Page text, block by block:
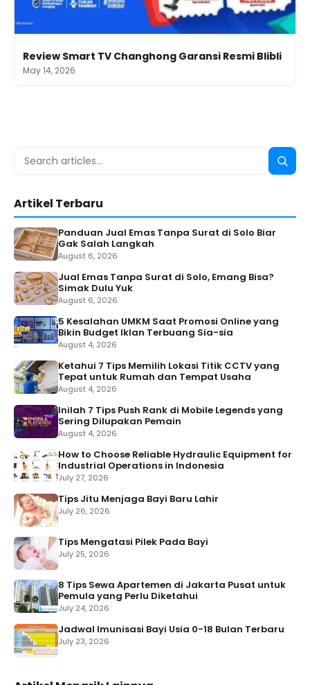
Review Smart TV Changhong Garansi Resmi Blibli
May 14, 2026
Search
Search
Artikel Terbaru
Panduan Jual Emas Tanpa Surat di Solo Biar
Gak Salah Langkah
August 6, 2026
Jual Emas Tanpa Surat di Solo, Emang Bisa?
Simak Dulu Yuk
August 6, 2026
5 Kesalahan UMKM Saat Promosi Online yang
Bikin Budget Iklan Terbuang Sia-sia
August 4, 2026
Ketahui 7 Tips Memilih Lokasi Titik CCTV yang
Tepat untuk Rumah dan Tempat Usaha
August 4, 2026
Inilah 7 Tips Push Rank di Mobile Legends yang
Sering Dilupakan Pemain
August 4, 2026
How to Choose Reliable Hydraulic Equipment for
Industrial Operations in Indonesia
July 27, 2026
Tips Jitu Menjaga Bayi Baru Lahir
July 26, 2026
Tips Mengatasi Pilek Pada Bayi
July 25, 2026
8 Tips Sewa Apartemen di Jakarta Pusat untuk
Pemula yang Perlu Diketahui
July 24, 2026
Jadwal Imunisasi Bayi Usia 0-18 Bulan Terbaru
July 23, 2026